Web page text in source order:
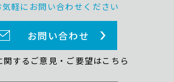
軽にお問い合わせください
お問い合わせ
関するご意見・ご要望はこちら